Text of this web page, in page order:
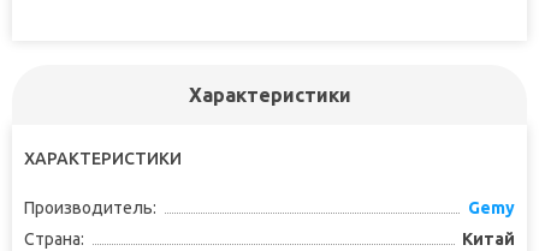
Характеристики
ХАРАКТЕРИСТИКИ
Производитель:
Gemy
Страна:
Китай